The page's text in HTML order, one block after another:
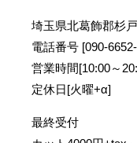
埼玉県北葛飾郡杉
電話番号 [090-
営業時間[10:00～
定休日[火曜+α]
最終受付